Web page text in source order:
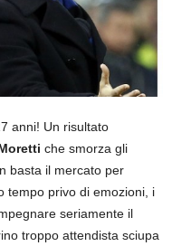
anni! Un risultato
che smorza gli
basta il mercato per
tempo privo di emozioni, i
seriamente il
troppo attendista sciupa